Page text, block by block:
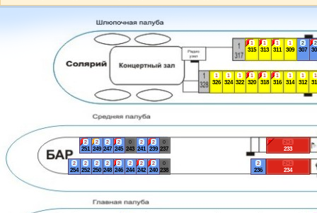
2+1
233
2+1
234
2
236
0
237
0
238
2
239
2
240
2
241
2
242
0
243
2
244
2
245
2
246
2
247
2
248
2
249
2
250
2
251
2
252
2
254
2
2
307
1
309
1
1
311
1
312
1
313
1
314
1
315
1
316
1
318
1
320
1
322
1
324
1
326